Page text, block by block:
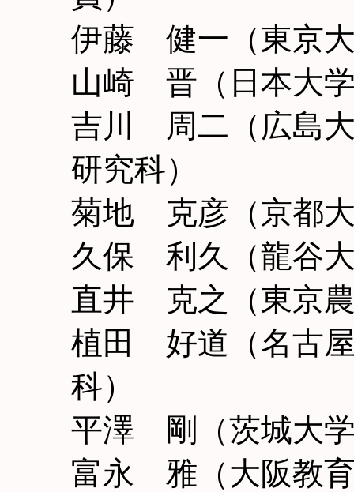
伊藤 健一（東京
山崎 晋（日本大
吉川 周二（広島
研究科）
菊地 克彦（京都
久保 利久（龍谷
直井 克之（東京
植田 好道（名古
科）
平澤 剛（茨城大
富永 雅（大阪教